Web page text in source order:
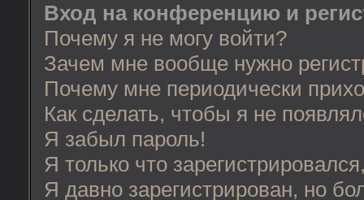
Вход на конференцию и
Почему я не могу войти?
Зачем мне вообще нужно
Почему мне периодически
Как сделать, чтобы я не
Я забыл пароль!
Я только что
Я давно зарегистрирован, но